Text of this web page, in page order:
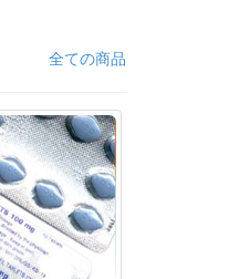
全ての商品